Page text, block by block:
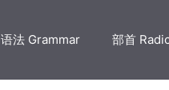
语法 Grammar 部首